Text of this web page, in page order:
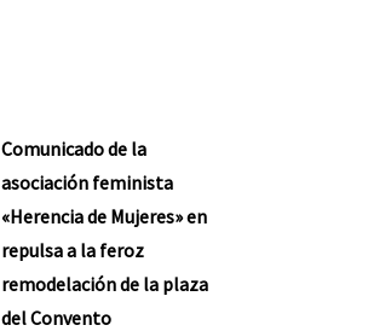
Comunicado de la
asociación feminista
«Herencia de Mujeres» en
repulsa a la feroz
remodelación de la plaza
del Convento